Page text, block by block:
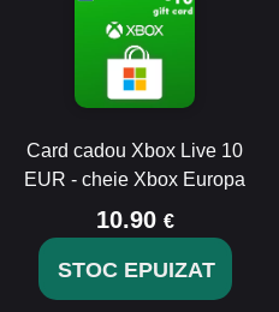
Card cadou Xbox Live 10
EUR - cheie Xbox Europa
10.90 €
STOC EPUIZAT